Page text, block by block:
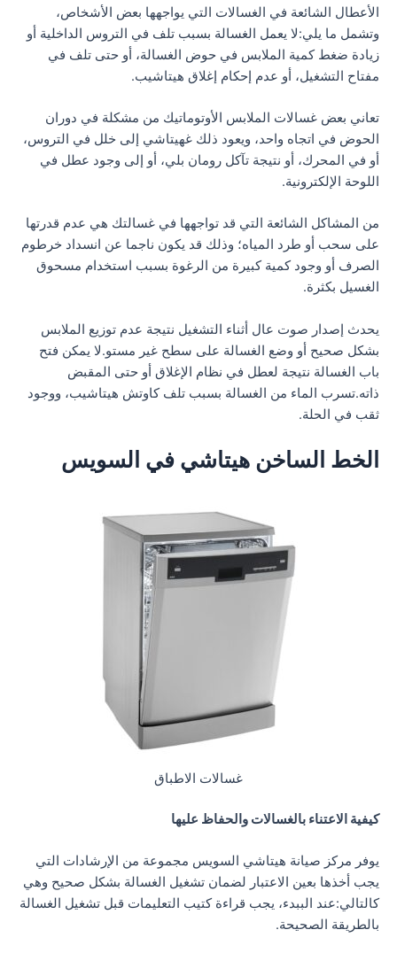
الأعطال الشائعة في الغسالات التي يواجهها بعض الأشخاص،
وتشمل ما يلي:لا يعمل الغسالة بسبب تلف في التروس الداخلية أو
زيادة ضغط كمية الملابس في حوض الغسالة، أو حتى تلف في
مفتاح التشغيل، أو عدم إحكام إغلاق هيتاشيب.
تعاني بعض غسالات الملابس الأوتوماتيك من مشكلة في دوران
الحوض في اتجاه واحد، ويعود ذلك غهيتاشي إلى خلل في التروس،
أو في المحرك، أو نتيجة تآكل رومان بلي، أو إلى وجود عطل في
اللوحة الإلكترونية.
من المشاكل الشائعة التي قد تواجهها في غسالتك هي عدم قدرتها
على سحب أو طرد المياه؛ وذلك قد يكون ناجما عن انسداد خرطوم
الصرف أو وجود كمية كبيرة من الرغوة بسبب استخدام مسحوق
الغسيل بكثرة.
يحدث إصدار صوت عال أثناء التشغيل نتيجة عدم توزيع الملابس
بشكل صحيح أو وضع الغسالة على سطح غير مستو.لا يمكن فتح
باب الغسالة نتيجة لعطل في نظام الإغلاق أو حتى المقبض
ذاته.تسرب الماء من الغسالة بسبب تلف كاوتش هيتاشيب، ووجود
ثقب في الحلة.
الخط الساخن هيتاشي في السويس
غسالات الاطباق
كيفية الاعتناء بالغسالات والحفاظ عليها
يوفر مركز صيانة هيتاشي السويس مجموعة من الإرشادات التي
يجب أخذها بعين الاعتبار لضمان تشغيل الغسالة بشكل صحيح وهي
كالتالي:عند الببدء، يجب قراءة كتيب التعليمات قبل تشغيل الغسالة
بالطريقة الصحيحة.